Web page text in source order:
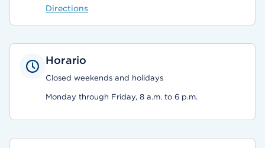
Directions
Horario
Closed weekends and holidays
Monday through Friday, 8 a.m. to 6 p.m.